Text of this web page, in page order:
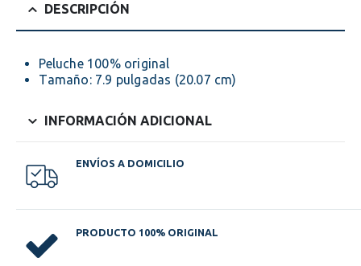
DESCRIPCIÓN
Peluche 100% original
Tamaño: 7.9 pulgadas (20.07 cm)
INFORMACIÓN ADICIONAL
ENVÍOS A DOMICILIO
PRODUCTO 100% ORIGINAL